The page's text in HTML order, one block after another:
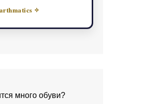
✧
много обуви?